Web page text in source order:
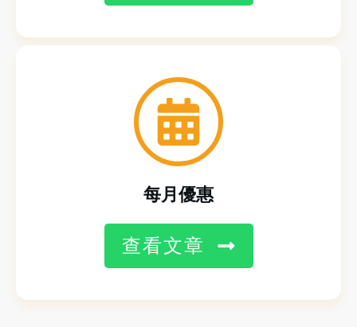
每月優惠
查看文章